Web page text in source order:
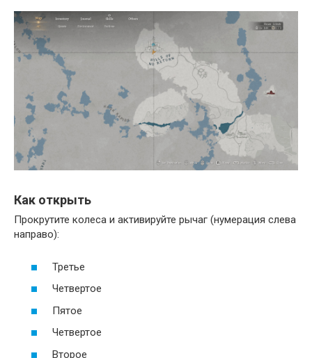
Как открыть
Прокрутите колеса и активируйте рычаг (нумерация слева
направо):
Третье
Четвертое
Пятое
Четвертое
Второе